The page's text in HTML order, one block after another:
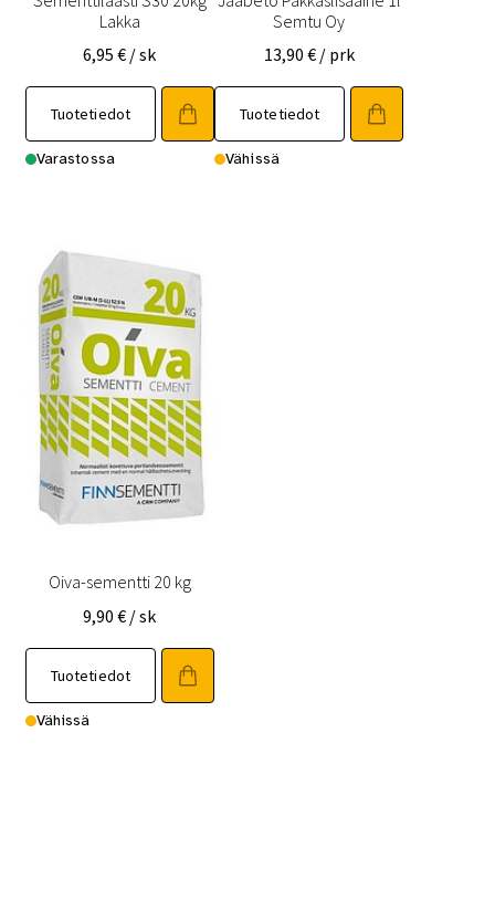
Lakka
6,95€ / sk
Tuotetiedot
Varastossa
Semtu Oy
13,90 € / prk
Tuotetiedot
Vähissä
Oiva-sementti 20 kg
9,90€ / sk
Tuotetiedot
Vähissä